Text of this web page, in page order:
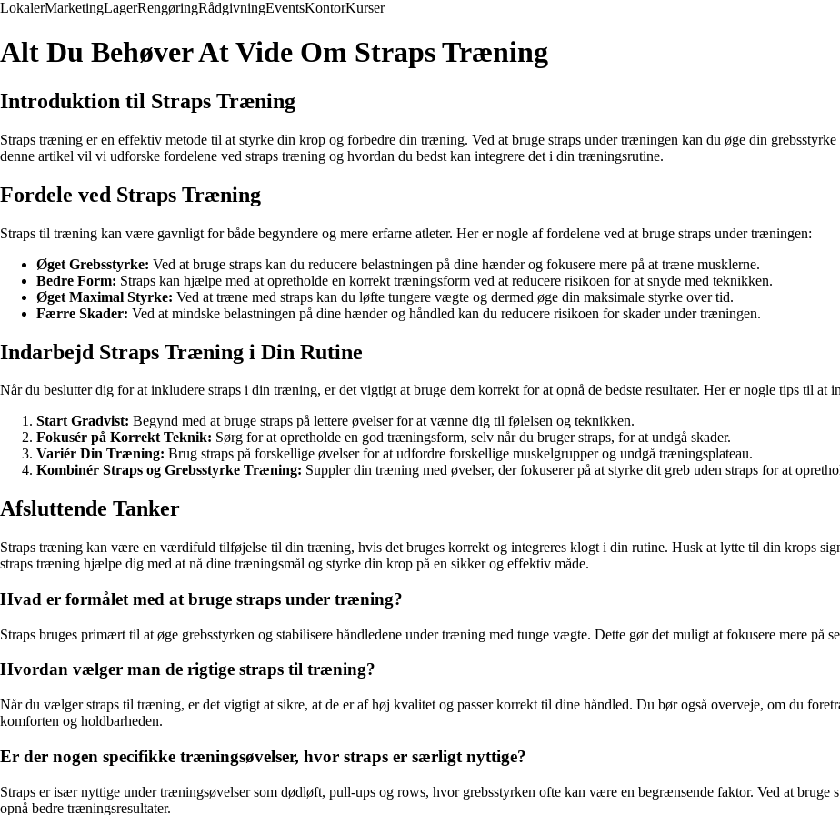
LokalerMarketingLagerRengøringRådgivningEventsKontorKurser
Alt Du Behøver At Vide Om Straps Træning
Introduktion til Straps Træning
Straps træning er en effektiv metode til at styrke din krop og forbedre din træning. Ved at bruge straps under træningen kan du øge din
denne artikel vil vi udforske fordelene ved straps træning og hvordan du bedst kan integrere det i din træningsrutine.
Fordele ved Straps Træning
Straps til træning kan være gavnligt for både begyndere og mere erfarne atleter. Her er nogle af fordelene ved at bruge straps under træningen:
Øget Grebsstyrke: Ved at bruge straps kan du reducere belastningen på dine hænder og fokusere mere på at træne musklerne.
Bedre Form: Straps kan hjælpe med at opretholde en korrekt træningsform ved at reducere risikoen for at snyde med teknikken.
Øget Maximal Styrke: Ved at træne med straps kan du løfte tungere vægte og dermed øge din maksimale styrke over tid.
Færre Skader: Ved at mindske belastningen på dine hænder og håndled kan du reducere risikoen for skader under træningen.
Indarbejd Straps Træning i Din Rutine
Når du beslutter dig for at inkludere straps i din træning, er det vigtigt at bruge dem korrekt for at opnå de bedste resultater. Her er nogle tips til at
Start Gradvist: Begynd med at bruge straps på lettere øvelser for at vænne dig til følelsen og teknikken.
Fokusér på Korrekt Teknik: Sørg for at opretholde en god træningsform, selv når du bruger straps, for at undgå skader.
Variér Din Træning: Brug straps på forskellige øvelser for at udfordre forskellige muskelgrupper og undgå træningsplateau.
Kombinér Straps og Grebsstyrke Træning: Suppler din træning med øvelser, der fokuserer på at styrke dit greb uden straps for at
Afsluttende Tanker
Straps træning kan være en værdifuld tilføjelse til din træning, hvis det bruges korrekt og integreres klogt i din rutine. Husk at lytte til din krops
straps træning hjælpe dig med at nå dine træningsmål og styrke din krop på en sikker og effektiv måde.
Hvad er formålet med at bruge straps under træning?
Straps bruges primært til at øge grebsstyrken og stabilisere håndledene under træning med tunge vægte. Dette gør det muligt at fokusere mere på
Hvordan vælger man de rigtige straps til træning?
Når du vælger straps til træning, er det vigtigt at sikre, at de er af høj kvalitet og passer korrekt til dine håndled. Du bør også overveje, om du
komforten og holdbarheden.
Er der nogen specifikke træningsøvelser, hvor straps er særligt nyttige?
Straps er især nyttige under træningsøvelser som dødløft, pull-ups og rows, hvor grebsstyrken ofte kan være en begrænsende faktor. Ved at bruge
opnå bedre træningsresultater.